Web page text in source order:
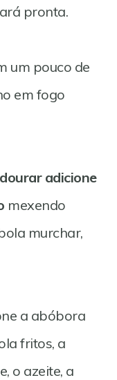
pronta.
um pouco de
em fogo
adicione
mexendo
murchar,
a abóbora
fritos, a
o azeite, a